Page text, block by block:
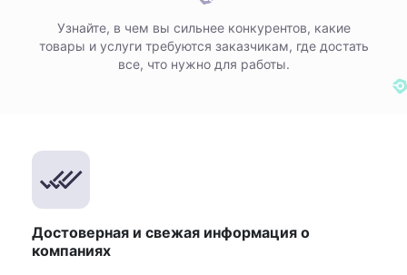
Узнайте, в чем вы сильнее конкурентов, какие
товары и услуги требуются заказчикам, где достать
все, что нужно для работы.
Достоверная и свежая информация о
компаниях